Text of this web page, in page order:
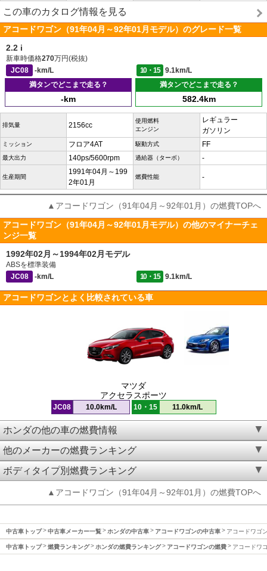
この車のカタログ情報を見る
アコードワゴン（91年04月～92年01月モデル）のグレード一覧
2.2 i
新車時価格270万円(税抜)
JC08
-km/L 10・15
9.1km/L
満タンでどこまで走る？
-km
満タンでどこまで走る？
582.4km
排気量 2156cc
使用燃料
エンジン
レギュラー
ガソリン
ミッション フロア4AT 駆動方式 FF
最大出力 140ps/5600rpm 過給器（ターボ） -
生産期間
1991年04月～199
2年01月
燃費性能 -
▲アコードワゴン（91年04月～92年01月）の燃費TOPへ
アコードワゴン（91年04月～92年01月モデル）の他のマイナーチェ
ンジ一覧
1992年02月～1994年02月モデル
ABSを標準装備
JC08
-km/L 10・15 9.1km/L
アコードワゴンとよく比較されている車
マツダ
アクセラスポーツ
JC08 10.0km/L 10・15 11.0km/L
ホンダの他の車の燃費情報
他のメーカーの燃費ランキング
ボディタイプ別燃費ランキング
▲アコードワゴン（91年04月～92年01月）の燃費TOPへ
中古車トップ 中古車メーカー一覧 ホンダの中古車 アコードワゴンの中古車 アコードワゴ
中古車トップ 燃費ランキング ホンダの燃費ランキング アコードワゴンの燃費 アコードワ